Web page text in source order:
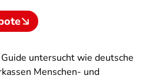
untersucht wie deutsche
Menschen- und